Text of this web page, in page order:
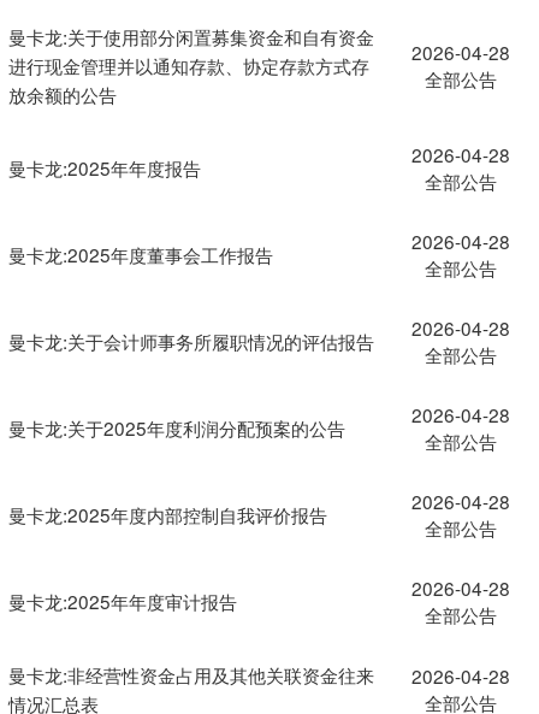
曼卡龙:关于使用部分闲置募集资金和自有资金
进行现金管理并以通知存款、协定存款方式存
放余额的公告
2026-04-28
全部公告
曼卡龙:2025年年度报告
2026-04-28
全部公告
曼卡龙:2025年度董事会工作报告
2026-04-28
全部公告
曼卡龙:关于会计师事务所履职情况的评估报告
2026-04-28
全部公告
曼卡龙:关于2025年度利润分配预案的公告
2026-04-28
全部公告
曼卡龙:2025年度内部控制自我评价报告
2026-04-28
全部公告
曼卡龙:2025年年度审计报告
2026-04-28
全部公告
曼卡龙:非经营性资金占用及其他关联资金往来
情况汇总表
2026-04-28
全部公告